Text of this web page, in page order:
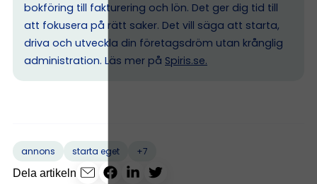
bokföring till fakturering och lön. Det ger dig tid till
att fokusera på rätt saker. Det vill säga att starta,
driva och utveckla din företagsdröm utan krånglig
administration. Läs mer på Spiris.se.
annons starta eget
+7
Dela artikeln